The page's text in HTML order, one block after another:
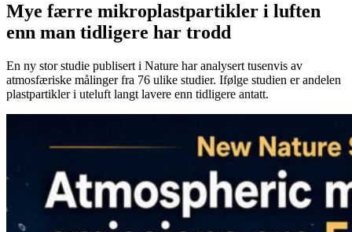
Mye færre mikroplastpartikler i luften
enn man tidligere har trodd
En ny stor studie publisert i Nature har analysert tusenvis av
atmosfæriske målinger fra 76 ulike studier. Ifølge studien er andelen
plastpartikler i uteluft langt lavere enn tidligere antatt.